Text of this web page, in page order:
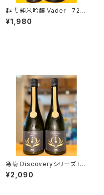
越弌 純米吟醸 Vader 720
ml１本（株式会社越後鶴亀・
新潟県新潟市西蒲区竹野町）
¥1,980
寒菊 Discoveryシリーズ Id
entity-総の舞50 うすにご
り-2026 720ml１本（寒菊銘
¥2,090